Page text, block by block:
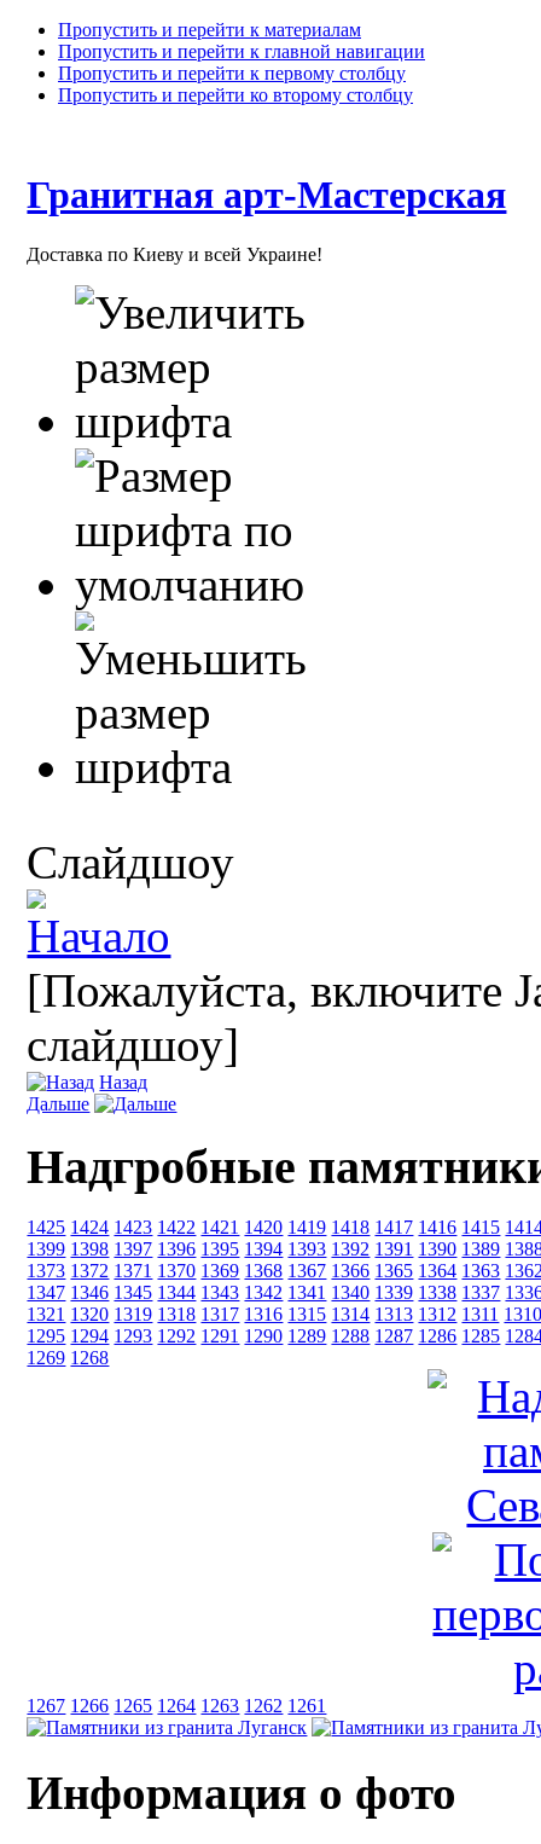
Пропустить и перейти к материалам
Пропустить и перейти к главной навигации
Пропустить и перейти к первому столбцу
Пропустить и перейти ко второму столбцу
Гранитная арт-Мастерская
Доставка по Киеву и всей Украине!
Слайдшоу
[Пожалуйста, включите
слайдшоу]
Назад
Дальше
Надгробные
1425 1424 1423 1422 1421 1420 1419 1418 1417 1416 1415
1399 1398 1397 1396 1395 1394 1393 1392 1391 1390 1389
1373 1372 1371 1370 1369 1368 1367 1366 1365 1364 1363
1347 1346 1345 1344 1343 1342 1341 1340 1339 1338 1337
1321 1320 1319 1318 1317 1316 1315 1314 1313 1312 1311
1295 1294 1293 1292 1291 1290 1289 1288 1287 1286 1285
1269 1268
1267 1266 1265 1264 1263 1262 1261
Информация о фото